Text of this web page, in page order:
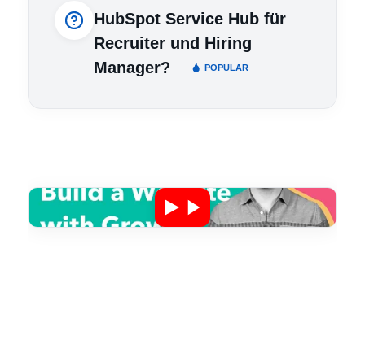
HubSpot Service Hub für
Recruiter und Hiring
Manager?
POPULAR